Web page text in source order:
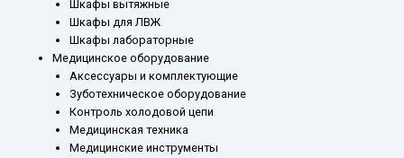
Шкафы вытяжные
Шкафы для ЛВЖ
Шкафы лабораторные
Медицинское оборудование
Аксессуары и комплектующие
Зуботехническое оборудование
Контроль холодовой цепи
Медицинская техника
Медицинские инструменты